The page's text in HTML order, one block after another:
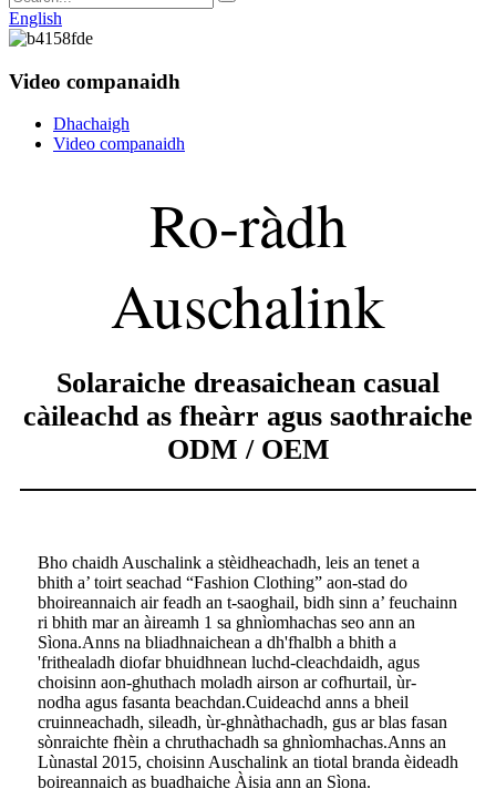
English
Video companaidh
Dhachaigh
Video companaidh
Ro-ràdh
Auschalink
Solaraiche dreasaichean casual
càileachd as fheàrr agus saothraiche
ODM / OEM
Bho chaidh Auschalink a stèidheachadh, leis an tenet a
bhith a’ toirt seachad “Fashion Clothing” aon-stad do
bhoireannaich air feadh an t-saoghail, bidh sinn a’ feuchainn
ri bhith mar an àireamh 1 sa ghnìomhachas seo ann an
Sìona.Anns na bliadhnaichean a dh'fhalbh a bhith a
'frithealadh diofar bhuidhnean luchd-cleachdaidh, agus
choisinn aon-ghuthach moladh airson ar cofhurtail, ùr-
nodha agus fasanta beachdan.Cuideachd anns a bheil
cruinneachadh, sileadh, ùr-ghnàthachadh, gus ar blas fasan
sònraichte fhèin a chruthachadh sa ghnìomhachas.Anns an
Lùnastal 2015, choisinn Auschalink an tiotal branda èideadh
boireannaich as buadhaiche Àisia ann an Sìona.